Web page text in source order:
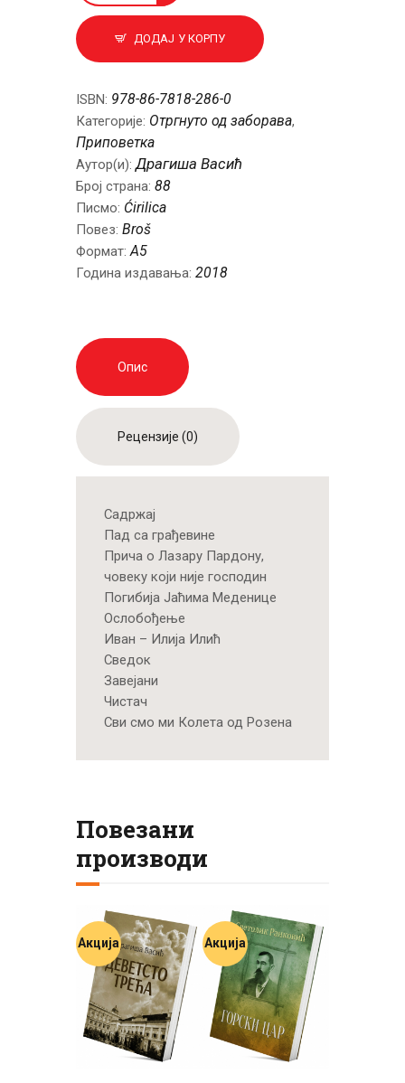
грађевине
количина
ДОДАЈ У КОРПУ
ISBN: 978-86-7818-286-0
Категорије: Отргнуто од заборава,
Приповетка
Аутор(и):Драгиша Васић
Број страна: 88
Писмо: Ćirilica
Повез: Broš
Формат:A5
Година издавања: 2018
Опис
Рецензије (0)
Садржај
Пад са грађевине
Прича о Лазару Пардону,
човеку који није господин
Погибија Јаћима Меденице
Ослобођење
Иван – Илија Илић
Сведок
Завејани
Чистач
Сви смо ми Колета од Розена
Повезани
производи
Акција Акција